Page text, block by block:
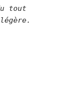
du tout
légère.